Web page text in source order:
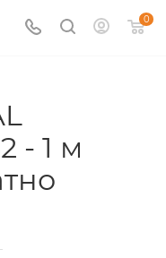
0
- 1 м